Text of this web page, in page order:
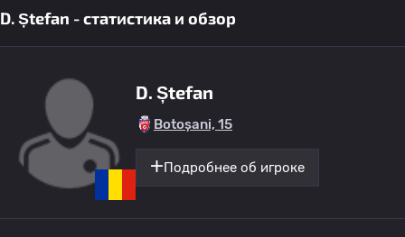
D. Ștefan - статистика и обзор
D. Ștefan
Botoșani, 15
Подробнее об игроке